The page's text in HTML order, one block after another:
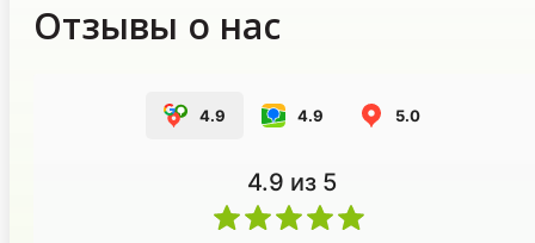
Отзывы о нас
4.9 4.9 5.0
4.9 из 5